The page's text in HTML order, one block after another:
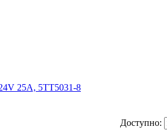
25A, 5TT5031-8
Доступно: